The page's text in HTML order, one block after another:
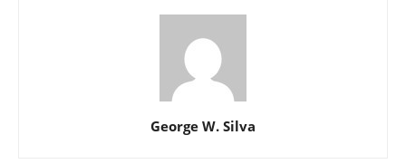
George W. Silva